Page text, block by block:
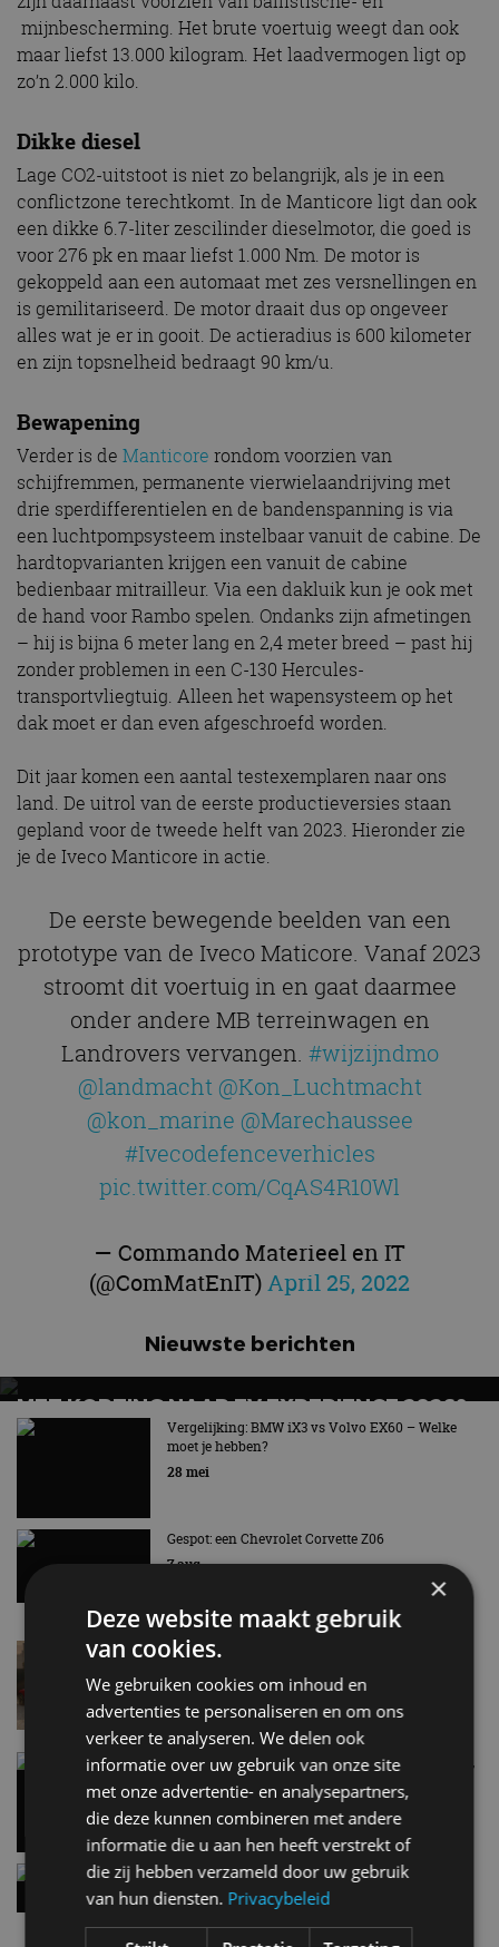
mijnbescherming. Het brute voertuig weegt dan ook
maar liefst 13.000 kilogram. Het laadvermogen ligt op
zo’n 2.000 kilo.
Dikke diesel
Lage CO2-uitstoot is niet zo belangrijk, als je in een
conflictzone terechtkomt. In de Manticore ligt dan ook
een dikke 6.7-liter zescilinder dieselmotor, die goed is
voor 276 pk en maar liefst 1.000 Nm. De motor is
gekoppeld aan een automaat met zes versnellingen en
is gemilitariseerd. De motor draait dus op ongeveer
alles wat je er in gooit. De actieradius is 600 kilometer
en zijn topsnelheid bedraagt 90 km/u.
Bewapening
Verder is de Manticore rondom voorzien van
schijfremmen, permanente vierwielaandrijving met
drie sperdifferentielen en de bandenspanning is via
een luchtpompsysteem instelbaar vanuit de cabine. De
hardtopvarianten krijgen een vanuit de cabine
bedienbaar mitrailleur. Via een dakluik kun je ook met
de hand voor Rambo spelen. Ondanks zijn afmetingen
– hij is bijna 6 meter lang en 2,4 meter breed – past hij
zonder problemen in een C-130 Hercules-
transportvliegtuig. Alleen het wapensysteem op het
dak moet er dan even afgeschroefd worden.
Dit jaar komen een aantal testexemplaren naar ons
land. De uitrol van de eerste productieversies staan
gepland voor de tweede helft van 2023. Hieronder zie
je de Iveco Manticore in actie.
De eerste bewegende beelden van een
prototype van de Iveco Maticore. Vanaf 2023
stroomt dit voertuig in en gaat daarmee
onder andere MB terreinwagen en
Landrovers vervangen. #wijzijndmo
@landmacht @Kon_Luchtmacht
@kon_marine @Marechaussee
#Ivecodefenceverhicles
pic.twitter.com/CqAS4R10Wl
— Commando Materieel en IT
(@ComMatEnIT)April 25, 2022
Nieuwste berichten
MET KORTING NAAR EV EXPERIENCE 2026?
AUTORAI REGELT HET!
EV Experience 2026 van 24 tot 26 september
Vergelijking: BMW iX3 vs Volvo EX60 – Welke
moet je hebben?
28 mei
Gespot: een Chevrolet Corvette Z06
7 aug
Lamborghini Revuelto eert 60 jaar Miura met
6 aug
Carbon fibre op je laadkabel: nergens voor nodig,
en precies daarom geweldig
Hennessey Blackbird krijgt atmosferische V8 en
handbak: soms is eenvoud leuker
×
Deze website maakt gebruik
van cookies.
We gebruiken cookies om inhoud en
advertenties te personaliseren en om ons
verkeer te analyseren. We delen ook
informatie over uw gebruik van onze site
met onze advertentie- en analysepartners,
die deze kunnen combineren met andere
informatie die u aan hen heeft verstrekt of
die zij hebben verzameld door uw gebruik
van hun diensten. Privacybeleid